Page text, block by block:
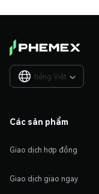
tiếng Việt 
Các sản phẩm
Giao dịch hợp đồng
Giao dịch giao ngay